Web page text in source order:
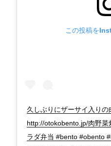
この投稿を
久しぶりにザーサイ入りの
http://otokobento.jp/肉野
ラダ弁当 #bento #obento